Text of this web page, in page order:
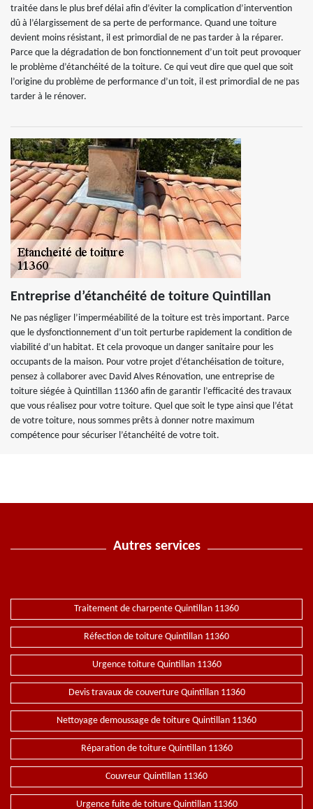
traitée dans le plus bref délai afin d’éviter la complication d’intervention
dû à l’élargissement de sa perte de performance. Quand une toiture
devient moins résistant, il est primordial de ne pas tarder à la réparer.
Parce que la dégradation de bon fonctionnement d’un toit peut provoquer
le problème d’étanchéité de la toiture. Ce qui veut dire que quel que soit
l’origine du problème de performance d’un toit, il est primordial de ne pas
tarder à le rénover.
Entreprise d’étanchéité de toiture Quintillan
Ne pas négliger l’imperméabilité de la toiture est très important. Parce
que le dysfonctionnement d’un toit perturbe rapidement la condition de
viabilité d’un habitat. Et cela provoque un danger sanitaire pour les
occupants de la maison. Pour votre projet d’étanchéisation de toiture,
pensez à collaborer avec David Alves Rénovation, une entreprise de
toiture siégée à Quintillan 11360 afin de garantir l’efficacité des travaux
que vous réalisez pour votre toiture. Quel que soit le type ainsi que l’état
de votre toiture, nous sommes prêts à donner notre maximum
compétence pour sécuriser l’étanchéité de votre toit.
Autres services
Traitement de charpente Quintillan 11360
Réfection de toiture Quintillan 11360
Urgence toiture Quintillan 11360
Devis travaux de couverture Quintillan 11360
Nettoyage demoussage de toiture Quintillan 11360
Réparation de toiture Quintillan 11360
Couvreur Quintillan 11360
Urgence fuite de toiture Quintillan 11360